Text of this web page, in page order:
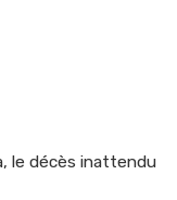
le décès inattendu